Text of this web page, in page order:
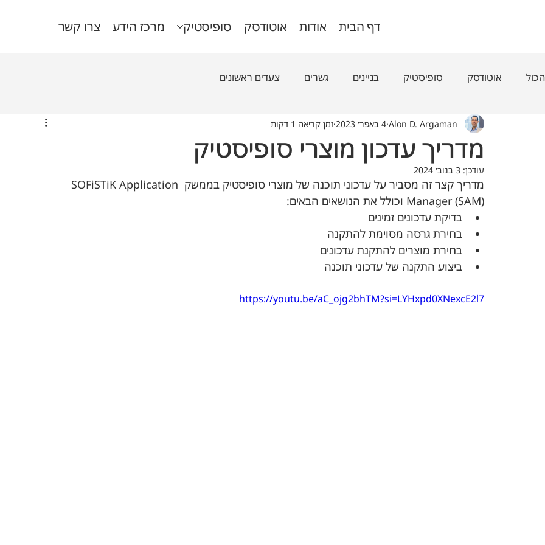
דף הבית אודות אוטודסק סופיסטיק מרכז הידע צרו קשר
הכול אוטודסק סופיסטיק בניינים גשרים צעדים ראשונים
מדריך עדכון מוצרי סופיסטיק
Alon D. Argaman 4 באפר׳ 2023 זמן קריאה 1 דקות
עודכן: 3 בנוב׳ 2024
מדריך קצר זה מסביר על עדכוני תוכנה של מוצרי סופיסטיק בממשק SOFiSTiK Application
Manager (SAM) וכולל את הנושאים הבאים:
בדיקת עדכונים זמינים
בחירת גרסה מסוימת להתקנה
בחירת מוצרים להתקנת עדכונים
ביצוע התקנה של עדכוני תוכנה
https://youtu.be/aC_ojg2bhTM?si=LYHxpd0XNexcE2l7